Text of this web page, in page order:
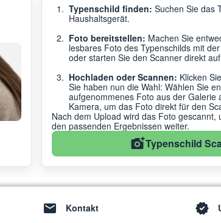
Typenschild finden: Suchen Sie das
Haushaltsgerät.
Foto bereitstellen: Machen Sie
lesbares Foto des Typenschilds mit
oder starten Sie den Scanner direkt
Hochladen oder Scannen: Klicken
Sie haben nun die Wahl: Wählen Sie
aufgenommenes Foto aus der Galerie
Kamera, um das Foto direkt für den
Nach dem Upload wird das Foto gescannt,
den passenden Ergebnissen weiter.
Typenschild
Kontakt